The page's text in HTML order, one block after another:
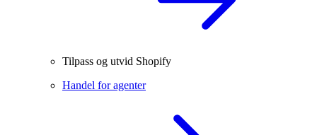
Tilpass og utvid Shopify
Handel for agenter